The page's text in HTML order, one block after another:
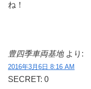
ね！
豊四季車両基地 より:
2016年3月6日 8:16 AM
SECRET: 0